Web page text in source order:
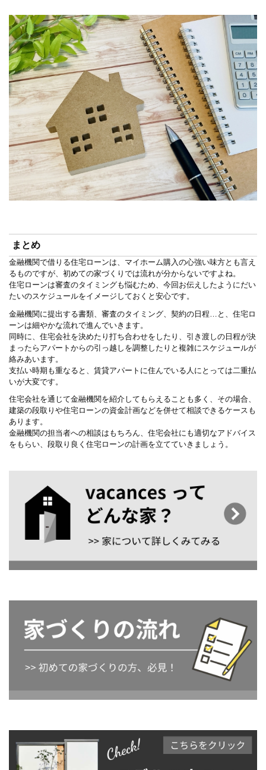
まとめ
金融機関で借りる住宅ローンは、マイホーム購入の心強い味方とも言え
るものですが、初めての家づくりでは流れが分からないですよね。
住宅ローンは審査のタイミングも悩むため、今回お伝えしたようにだい
たいのスケジュールをイメージしておくと安心です。
金融機関に提出する書類、審査のタイミング、契約の日程…と、住宅ロ
ーンは細やかな流れで進んでいきます。
同時に、住宅会社を決めたり打ち合わせをしたり、引き渡しの日程が決
まったらアパートからの引っ越しを調整したりと複雑にスケジュールが
絡みあいます。
支払い時期も重なると、賃貸アパートに住んでいる人にとっては二重払
いが大変です。
住宅会社を通じて金融機関を紹介してもらえることも多く、その場合、
建築の段取りや住宅ローンの資金計画などを併せて相談できるケースも
あります。
金融機関の担当者への相談はもちろん、住宅会社にも適切なアドバイス
をもらい、段取り良く住宅ローンの計画を立てていきましょう。